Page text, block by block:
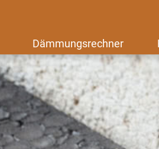
Dämmungsrechner